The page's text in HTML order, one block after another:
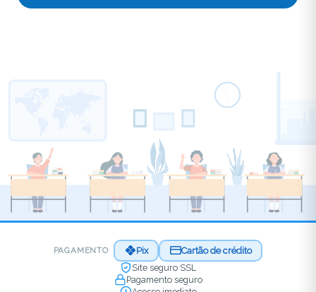
PAGAMENTO Pix
Cartão de crédito
Site seguro SSL
Pagamento seguro